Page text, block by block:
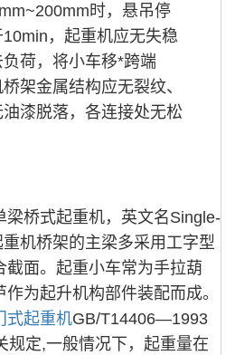
时，悬吊停
，起重机应无失稳
荷，将小车移*跨端
架金属结构应无裂纹、
漆脱落，各连接处无松
梁桥式起重机，英文名Single-
机桥架的主梁多采用工字型
截面。起重小车常为手拉葫
为起升机构部件装配而成。
式起重机GB/T14406—1993
规定,一般情况下，起重量在